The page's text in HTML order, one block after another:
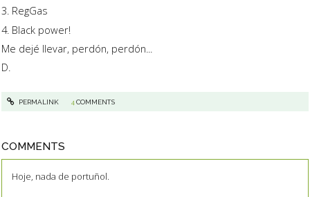
3. RegGas
4. Black power!
Me dejé llevar, perdón, perdón...
D.
PERMALINK 4COMMENTS
COMMENTS
Hoje, nada de portuñol.